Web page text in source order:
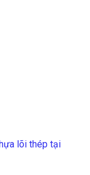
lõi thép tại